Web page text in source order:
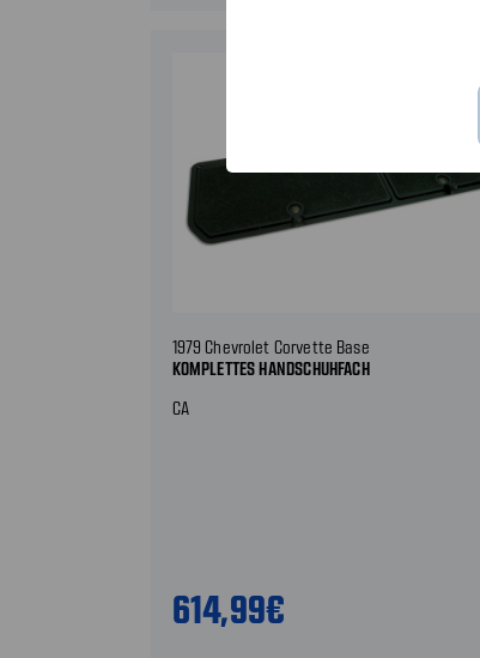
1979 Chevrolet Corvette Base
KOMPLETTES HANDSCHUHFACH
CA
614,99€